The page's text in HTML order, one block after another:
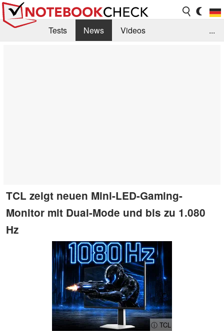
Tests News
Videos
...
TCL zeigt neuen Mini-LED-Gaming-
Monitor mit Dual-Mode und bis zu 1.080
Hz
ⓘ TCL